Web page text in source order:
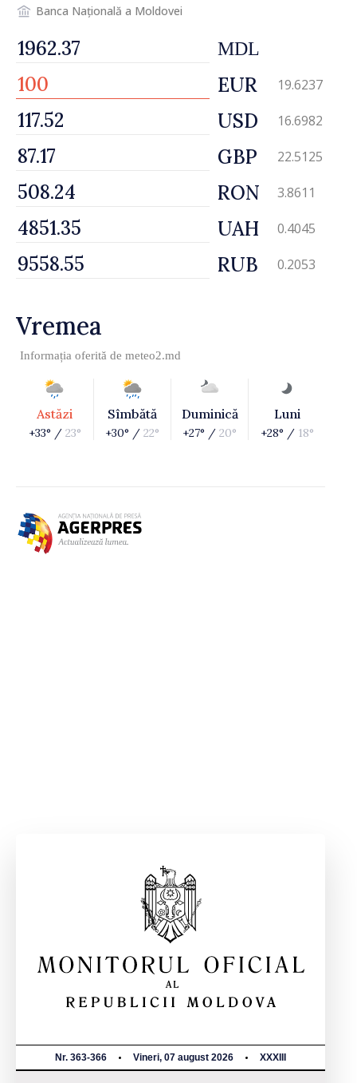
Banca Națională a Moldovei
MDL
EUR 19.6237
USD 16.6982
GBP 22.5125
RON 3.8611
UAH 0.4045
RUB 0.2053
Vremea
Informația oferită de meteo2.md
Astăzi
+33° / 23°
Sîmbătă
+30° / 22°
Duminică
+27° / 20°
Luni
+28° / 18°
Nr. 363-366 Vineri, 07 august 2026 XXXIII